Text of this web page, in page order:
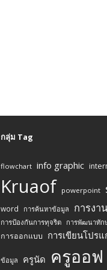
กลุ่ม Tag
flowchart info graphic
Kruaof powerpoint
word การค้นหาข้อมูล การงาน
การป้องกันการทุจริต การพัฒนาทัก
การออกแบบ การเขียนโปรแ
ข้อมูล ครูนัด ครูออฟ